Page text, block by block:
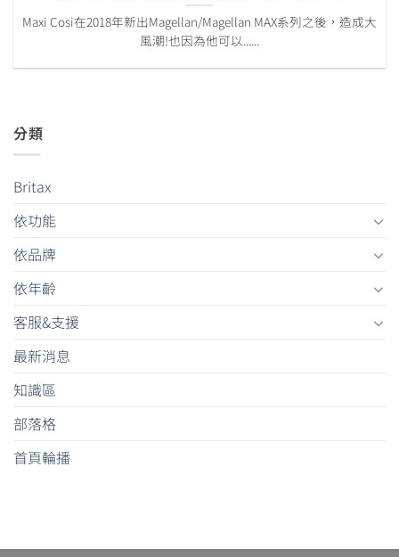
Maxi Cosi在2018年新出Magellan/Magellan MAX系列之後，造成大
風潮!也因為他可以......
分類
Britax
依功能
依品牌
依年齡
客服&支援
最新消息
知識區
部落格
首頁輪播